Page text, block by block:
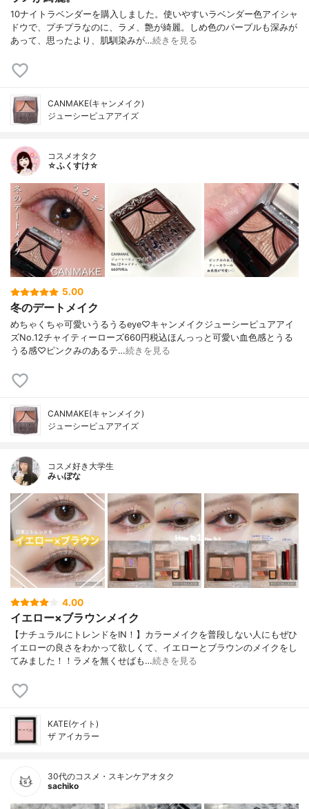
10ナイトラベンダーを購入しました。使いやすいラベンダー色アイシャ
ドウで、プチプラなのに、ラメ、艶が綺麗。しめ色のパープルも深みが
あって、思ったより、肌馴染みが…続きを見る
CANMAKE(キャンメイク)
ジューシーピュアアイズ
コスメオタク
☆ふくすけ☆
5.00
冬のデートメイク
めちゃくちゃ可愛いうるうるeye♡キャンメイクジューシーピュアアイ
ズNo.12チャイティーローズ660円税込ほんっっと可愛い血色感とうる
うる感♡ピンクみのあるテ…続きを見る
CANMAKE(キャンメイク)
ジューシーピュアアイズ
コスメ好き大学生
みぃぽな
4.00
イエロー×ブラウンメイク
【ナチュラルにトレンドをIN！】カラーメイクを普段しない人にもぜひ
イエローの良さをわかって欲しくて、イエローとブラウンのメイクをし
てみました！！ラメを無くせばも…続きを見る
KATE(ケイト)
ザ アイカラー
30代のコスメ・スキンケアオタク
sachiko